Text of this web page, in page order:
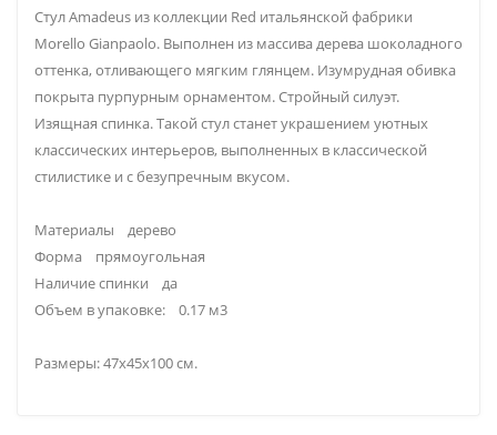
Стул Amadeus из коллекции Red итальянской фабрики
Morello Gianpaolo. Выполнен из массива дерева шоколадного
оттенка, отливающего мягким глянцем. Изумрудная обивка
покрыта пурпурным орнаментом. Стройный силуэт.
Изящная спинка. Такой стул станет украшением уютных
классических интерьеров, выполненных в классической
стилистике и с безупречным вкусом.
Материалы дерево
Форма прямоугольная
Наличие спинки да
Объем в упаковке: 0.17 м3
Размеры: 47x45x100 см.